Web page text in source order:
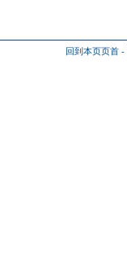
回到本页页首 -